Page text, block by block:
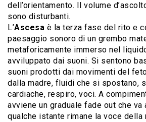
dell’orientamento. Il volume
sono disturbanti.
L’Ascesa è la terza fase del rito e
paesaggio sonoro di un grembo
metaforicamente immerso nel
avviluppato dai suoni. Si sentono
suoni prodotti dai movimenti del
dalla madre, fluidi che si spostano,
cardiache, respiro, voci. A
avviene un graduale fade out che
qualche istante rimane la voce della